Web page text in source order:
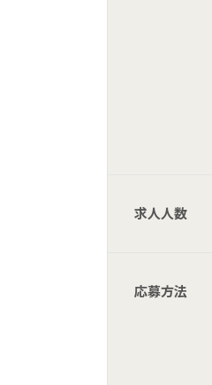
求人人数
応募方法